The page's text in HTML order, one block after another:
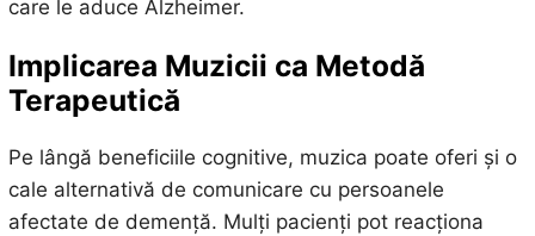
care le aduce Alzheimer.
Implicarea Muzicii ca Metodă
Terapeutică
Pe lângă beneficiile cognitive, muzica poate oferi și o
cale alternativă de comunicare cu persoanele
afectate de demență. Mulți pacienți pot reacționa